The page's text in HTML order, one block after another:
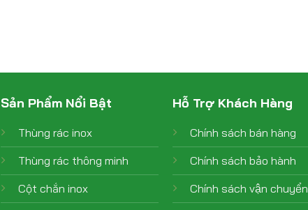
Sản Phẩm Nổi Bật
Thùng rác inox
Thùng rác thông minh
Cột chắn inox
Hỗ Trợ Khách Hàng
Chính sách bán hàng
Chính sách bảo hành
Chính sách vận chuyển